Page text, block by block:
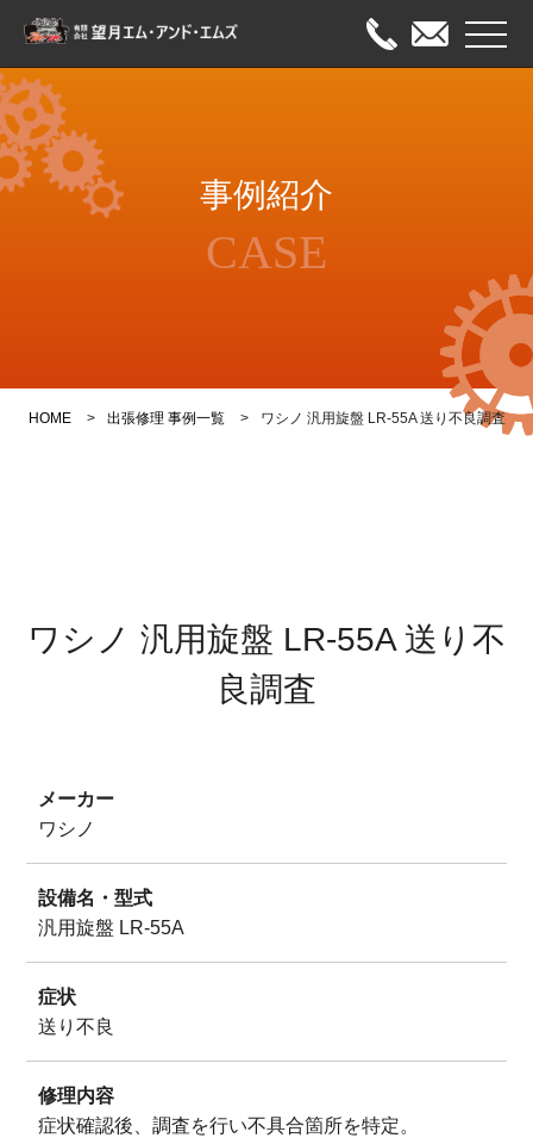
メニ
HOME
出張修理
オーバーホール
事例紹介
プライバシーポリシー
事例紹介
CASE
HOME 出張修理 事例一覧 ワシノ 汎用旋盤 LR-55A 送り不良調査
ワシノ 汎用旋盤 LR-55A 送り不
良調査
メーカー
ワシノ
設備名・型式
汎用旋盤 LR-55A
症状
送り不良
修理内容
症状確認後、調査を行い不具合箇所を特定。